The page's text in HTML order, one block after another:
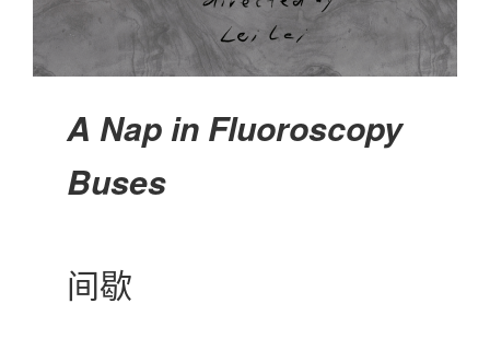
A Nap in Fluoroscopy
Buses
间歇